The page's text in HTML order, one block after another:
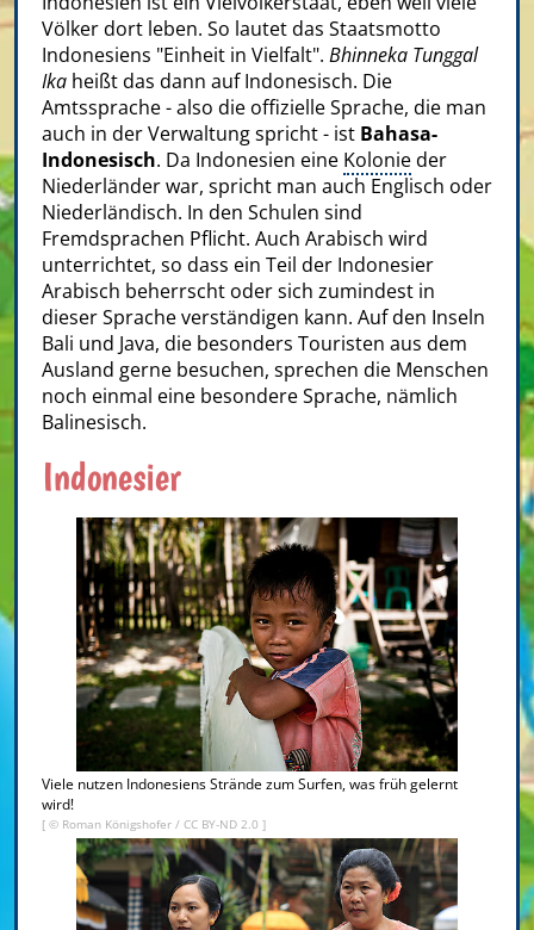
Völker dort leben. So lautet das Staatsmotto
Indonesiens "Einheit in Vielfalt". Bhinneka Tunggal
Ika heißt das dann auf Indonesisch. Die
Amtssprache - also die offizielle Sprache, die man
auch in der Verwaltung spricht - ist Bahasa-
Indonesisch. Da Indonesien eine Kolonieder
Niederländer war, spricht man auch Englisch oder
Niederländisch. In den Schulen sind
Fremdsprachen Pflicht. Auch Arabisch wird
unterrichtet, so dass ein Teil der Indonesier
Arabisch beherrscht oder sich zumindest in
dieser Sprache verständigen kann. Auf den Inseln
Bali und Java, die besonders Touristen aus dem
Ausland gerne besuchen, sprechen die Menschen
noch einmal eine besondere Sprache, nämlich
Balinesisch.
Indonesier
Viele nutzen Indonesiens Strände zum Surfen, was früh gelernt
wird!
[ © Roman Königshofer / CC BY-ND 2.0 ]